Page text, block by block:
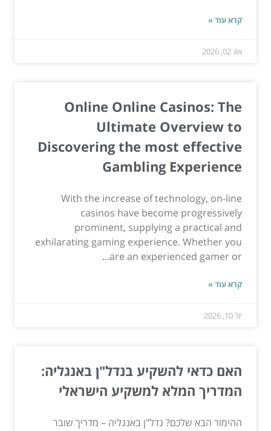
קרא עוד »
אוג 02, 2026
Online Online Casinos: The
Ultimate Overview to
Discovering the most effective
Gambling Experience
With the increase of technology, on-line
casinos have become progressively
prominent, supplying a practical and
exhilarating gaming experience. Whether you
are an experienced gamer or...
קרא עוד »
יול 10, 2026
האם כדאי להשקיע בנדל"ן באנגליה:
המדריך המלא למשקיע הישראלי
ההימור הבא שלכם? נדל"ן באנגליה – מדריך שובר